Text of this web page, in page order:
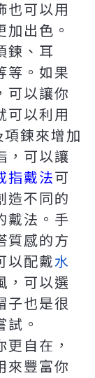
也可以用
出色。
鍊、耳
等。如果
可以讓你
可以利用
項鍊來增加
，可以讓
指戴法可
造不同的
戴法。手
質感的方
以配戴水
，可以選
子也是很
。
自在，
來豐富你